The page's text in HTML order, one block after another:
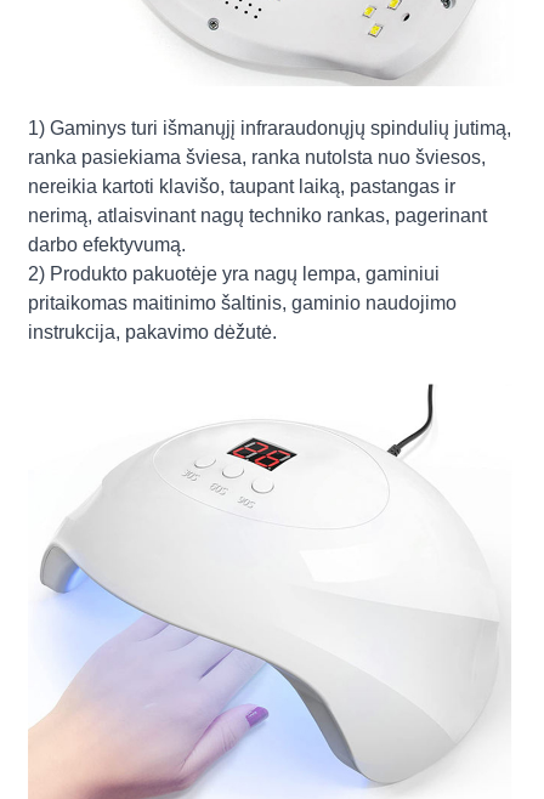
1) Gaminys turi išmanųjį infraraudonųjų spindulių jutimą,
ranka pasiekiama šviesa, ranka nutolsta nuo šviesos,
nereikia kartoti klavišo, taupant laiką, pastangas ir
nerimą, atlaisvinant nagų techniko rankas, pagerinant
darbo efektyvumą.
2) Produkto pakuotėje yra nagų lempa, gaminiui
pritaikomas maitinimo šaltinis, gaminio naudojimo
instrukcija, pakavimo dėžutė.